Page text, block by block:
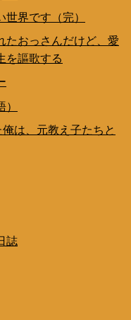
界です（完）
たおっさんだけど、愛
を謳歌する
は、元教え子たちと
誌